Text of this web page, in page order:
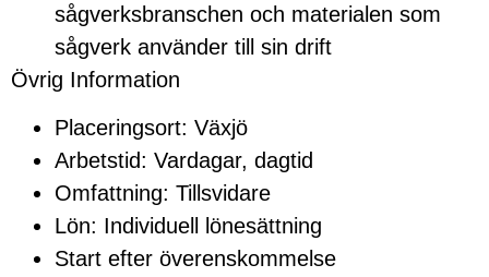
sågverksbranschen och materialen som
sågverk använder till sin drift
Övrig Information
Placeringsort: Växjö
Arbetstid: Vardagar, dagtid
Omfattning: Tillsvidare
Lön: Individuell lönesättning
Start efter överenskommelse